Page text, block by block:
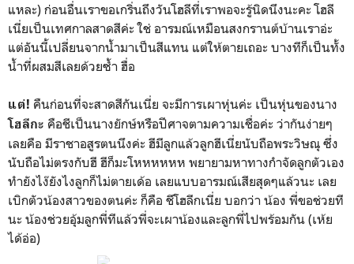
แหละ) ก่อนอื่นเราขอเกริ่นถึงวันโฮลีที่เราพอจะรู้นิดนึงนะคะ โฮลี
เนี่ยเป็นเทศกาลสาดสีค่ะ ใช่ อารมณ์เหมือนสงกรานต์บ้านเราอ่ะ
แต่อันนี้เปลี่ยนจากน้ำมาเป็นสีแทน แต่ให้ตายเถอะ บางทีก็เป็นทั้ง
น้ำที่ผสมสีเลยด้วยซ้ำ ฮื่อ
แต่! คืนก่อนที่จะสาดสีกันเนี่ย จะมีการเผาหุ่นค่ะ เป็นหุ่นของนาง
โฮลีกะ คือชีเป็นนางยักษ์หรือปีศาจตามความเชื่อค่ะ ว่ากันง่ายๆ
เลยคือ มีราชาอสูรตนนึงค่ะ ฮีมีลูกแล้วลูกฮีเนี่ยนับถือพระวิษณุ ซึ่ง
นับถือไม่ตรงกับฮี ฮีก็มะโหหหหหห พยายามหาทางกำจัดลูกตัวเอง
ทำยังไง๊ยังไงลูกก็ไม่ตายเด้อ เลยแบบอารมณ์เสียสุดๆแล้วนะ เลย
เบิกตัวน้องสาวของตนค่ะ ก็คือ ชีโฮลีกเนี่ย บอกว่า น้อง พี่ขอช่วยที
นะ น้องช่วยอุ้มลูกพี่ทีแล้วพี่จะเผาน้องและลูกพี่ไปพร้อมกัน (เห้ย
ได้อ่อ)